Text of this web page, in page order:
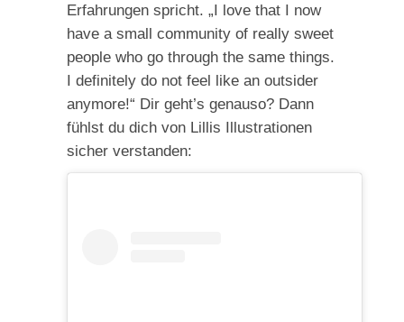
Erfahrungen spricht. „I love that I now
have a small community of really sweet
people who go through the same things.
I definitely do not feel like an outsider
anymore!“ Dir geht’s genauso? Dann
fühlst du dich von Lillis Illustrationen
sicher verstanden: